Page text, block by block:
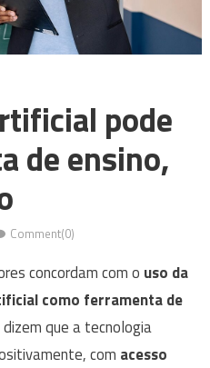
pode
de ensino,
Comment(0)
concordam com o uso da
como ferramenta de
que a tecnologia
com acesso